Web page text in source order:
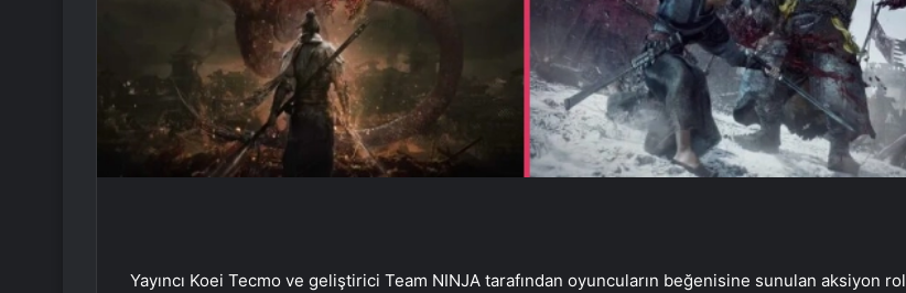
Yayıncı Koei Tecmo ve geliştirici Team NINJA tarafından oyuncuların beğenisine sunulan aksiyon rol